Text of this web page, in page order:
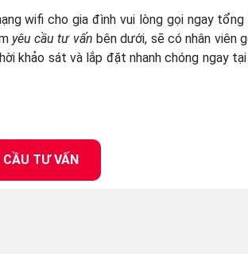
wifi cho gia đình vui lòng gọi ngay
yêu cầu tư vấn bên dưới, sẽ có nhân viên
khảo sát và lắp đặt nhanh chóng ngay
CẦU TƯ VẤN